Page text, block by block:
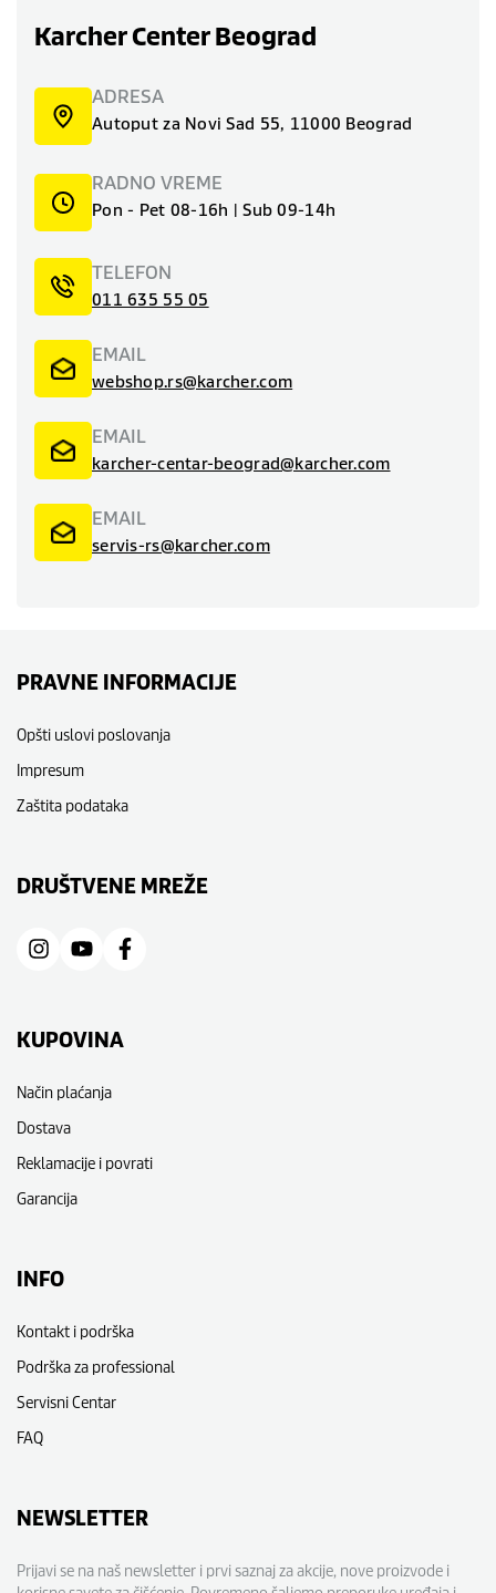
Karcher Center Beograd
ADRESA
Autoput za Novi Sad 55, 11000 Beograd
RADNO VREME
Pon - Pet 08-16h | Sub 09-14h
TELEFON
011 635 55 05
EMAIL
webshop.rs@karcher.com
EMAIL
karcher-centar-beograd@karcher.com
EMAIL
servis-rs@karcher.com
PRAVNE INFORMACIJE
Opšti uslovi poslovanja
Impresum
Zaštita podataka
DRUŠTVENE MREŽE
KUPOVINA
Način plaćanja
Dostava
Reklamacije i povrati
Garancija
INFO
Kontakt i podrška
Podrška za professional
Servisni Centar
FAQ
NEWSLETTER
Prijavi se na naš newsletter i prvi saznaj za akcije, nove proizvode i